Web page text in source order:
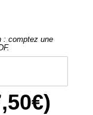
: comptez une
€)